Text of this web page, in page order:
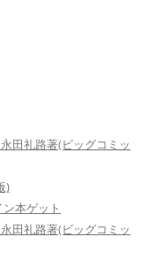
田礼路著(ビッグコミッ
)
本ゲット
田礼路著(ビッグコミッ